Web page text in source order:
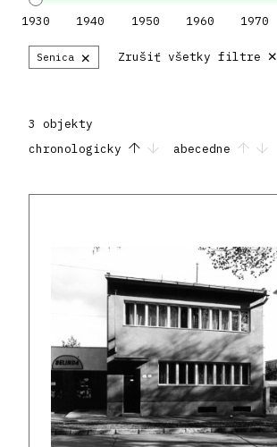
1930 1940 1950 1960 1970
Senica × Zrušiť všetky filtre ×
3 objekty
chronologicky
abecedne